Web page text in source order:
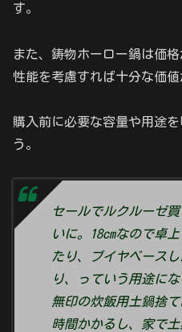
す。
また、鋳物ホーロー鍋は価
性能を考慮すれば十分な価値
購入前に必要な容量や用途
う。
セールでルクルーゼ
いに。18cmなので卓
たり、ブイヤベース
り、っていう用途に
無印の炊飯用土鍋捨
時間かかるし、家で